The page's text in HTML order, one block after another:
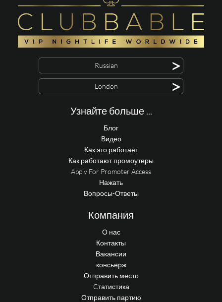
Russian >
London >
Узнайте больше ...
Блог
Видео
Как это работает
Как работают промоутеры
Apply For Promoter Access
Нажать
Вопросы-Ответы
Компания
О нас
Контакты
Вакансии
консьерж
Отправить место
Cтатистика
Отправить партию